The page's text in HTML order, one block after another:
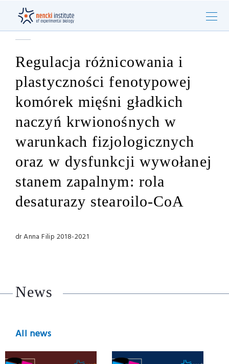
Regulacja różnicowania i
plastyczności fenotypowej
komórek mięśni gładkich
naczyń krwionośnych w
warunkach fizjologicznych
oraz w dysfunkcji wywołanej
stanem zapalnym: rola
desaturazy stearoilo-CoA
dr Anna Filip 2018-2021
News
All news